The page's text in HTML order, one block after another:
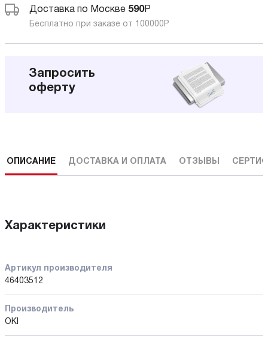
Доставка по Москве 590Р
Бесплатно при заказе от 100000 Р
Запросить
оферту
ОПИСАНИЕ ДОСТАВКА И ОПЛАТА ОТЗЫВЫ
Характеристики
Артикул производителя
46403512
Производитель
OKI